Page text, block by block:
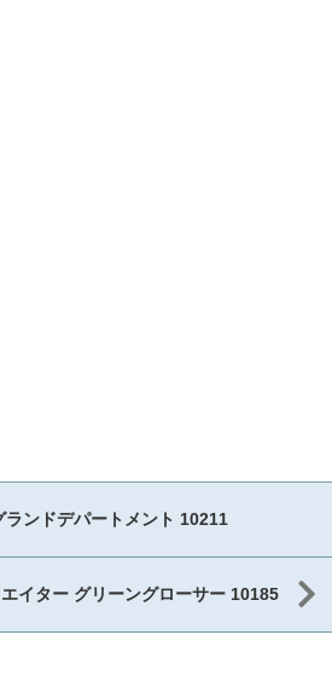
ランドデパートメント 10211
イター グリーングローサー 10185